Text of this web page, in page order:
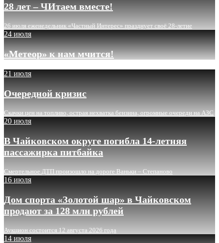
28 лет – ЧИтаем вместе!
26 июля еженедельник «Частный Интерес» празднует своё 28-летие
24 июля
«Метеор» к нам мчится!
21 июля
Очередной кризис
Скачки цен на топливо, острая нехватка бензина, огромные очереди на АЗС
20 июля
В Чайковском округе погибла 14-летняя
пассажирка питбайка
Смертельное ДТП произошло на дороге Ваньки – Степаново
16 июля
Дом спорта «Золотой шар» в Чайковском
продают за 128 млн рублей
Аукцион состоится 12 августа 2026 года
14 июля